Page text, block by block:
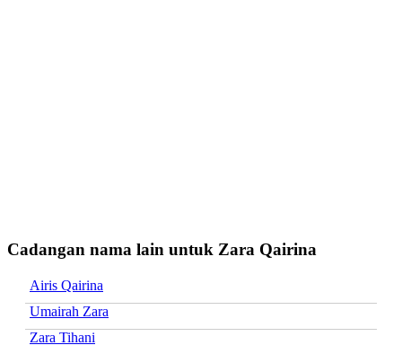
Cadangan nama lain untuk Zara Qairina
Airis Qairina
Umairah Zara
Zara Tihani